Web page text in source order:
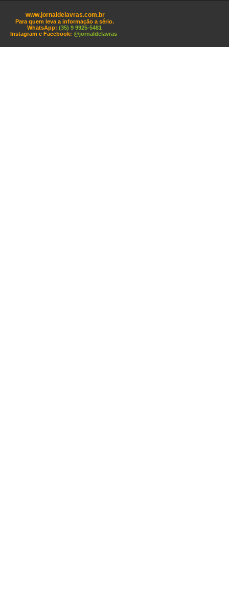
www.jornaldelavras.com.br
Para quem leva a informação a sério.
WhatsApp: (35) 9 9925-5481
Instagram e Facebook: @jornaldelavras